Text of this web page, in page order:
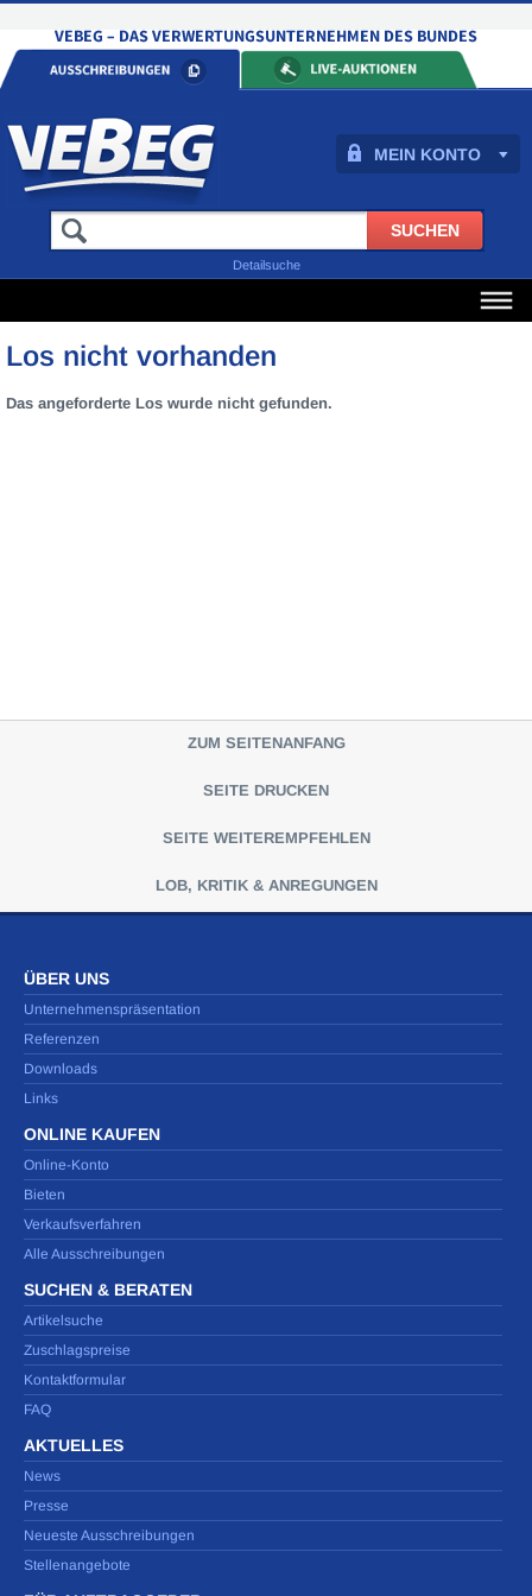
MEIN KONTO
Detailsuche
Los nicht vorhanden
Das angeforderte Los wurde nicht gefunden.
ZUM SEITENANFANG
SEITE DRUCKEN
SEITE WEITEREMPFEHLEN
LOB, KRITIK & ANREGUNGEN
ÜBER UNS
Unternehmenspräsentation
Referenzen
Downloads
Links
ONLINE KAUFEN
Online-Konto
Bieten
Verkaufsverfahren
Alle Ausschreibungen
SUCHEN & BERATEN
Artikelsuche
Zuschlagspreise
Kontaktformular
FAQ
AKTUELLES
News
Presse
Neueste Ausschreibungen
Stellenangebote